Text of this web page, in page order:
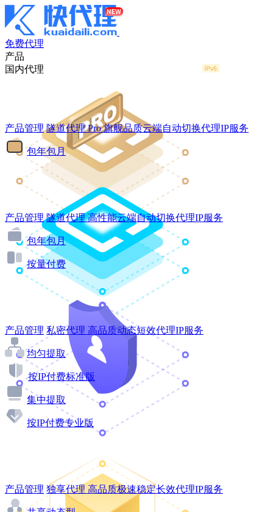
免费代理
产品
国内代理
产品管理 隧道代理Pro 旗舰品质云端自动切换代理IP服务
包年包月
产品管理 隧道代理 高性能云端自动切换代理IP服务
包年包月
按量付费
产品管理 私密代理 高品质动态短效代理IP服务
均匀提取
按IP付费标准版
集中提取
按IP付费专业版
产品管理 独享代理 高品质极速稳定长效代理IP服务